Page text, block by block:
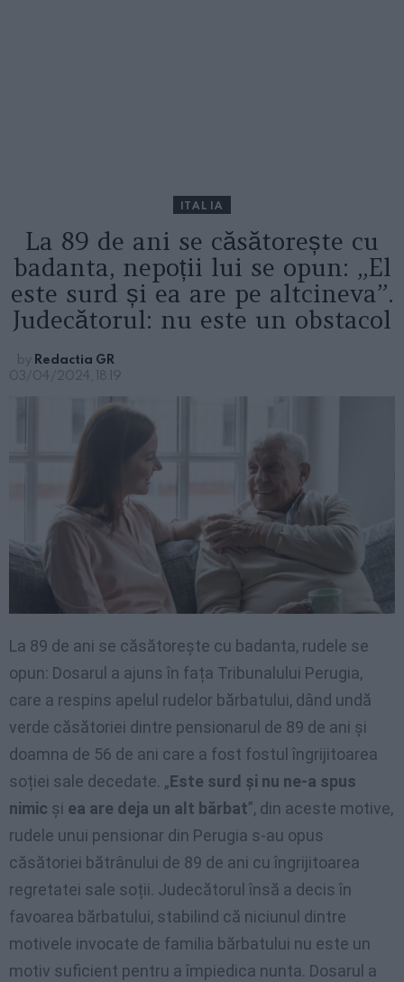
ITALIA
La 89 de ani se căsătorește cu
badanta, nepoții lui se opun: „El
este surd și ea are pe altcineva”.
Judecătorul: nu este un obstacol
by Redactia GR
03/04/2024, 18:19
La 89 de ani se căsătorește cu badanta, rudele se
opun: Dosarul a ajuns în fața Tribunalului Perugia,
care a respins apelul rudelor bărbatului, dând undă
verde căsătoriei dintre pensionarul de 89 de ani și
doamna de 56 de ani care a fost fostul îngrijitoarea
soției sale decedate. „Este surd și nu ne-a spus
nimic și ea are deja un alt bărbat”, din aceste motive,
rudele unui pensionar din Perugia s-au opus
căsătoriei bătrânului de 89 de ani cu îngrijitoarea
regretatei sale soții. Judecătorul însă a decis în
favoarea bărbatului, stabilind că niciunul dintre
motivele invocate de familia bărbatului nu este un
motiv suficient pentru a împiedica nunta. Dosarul a